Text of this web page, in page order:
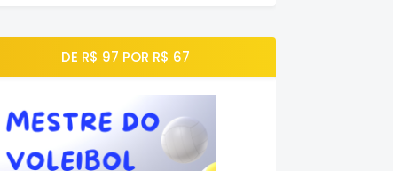
DE R$ 97 POR R$ 67